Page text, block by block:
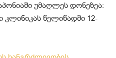
უმაღლეს დონეზეა:
კლინიკას წელიწადში 12-